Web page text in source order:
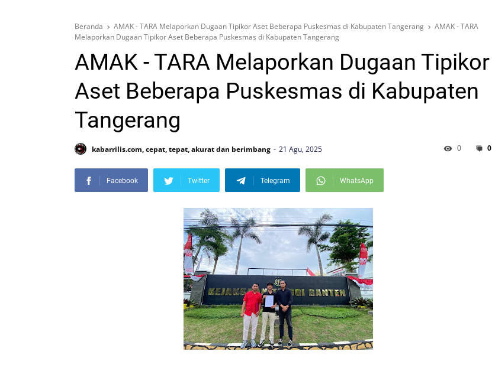
Beranda AMAK - TARA Melaporkan Dugaan Tipikor Aset Beberapa Puskesmas di Kabupaten Tangerang
AMAK - TARA
Melaporkan Dugaan Tipikor Aset Beberapa Puskesmas di Kabupaten Tangerang
AMAK - TARA Melaporkan Dugaan Tipikor
Aset Beberapa Puskesmas di Kabupaten
Tangerang
kabarrilis.com, cepat, tepat, akurat dan berimbang 21 Agu, 2025 0
0
Facebook Twitter Telegram WhatsApp